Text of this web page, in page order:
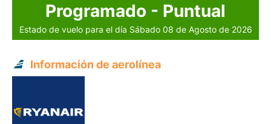
Programado - Puntual
Estado de vuelo para el día Sábado 08 de Agosto de 2026
Información de aerolínea